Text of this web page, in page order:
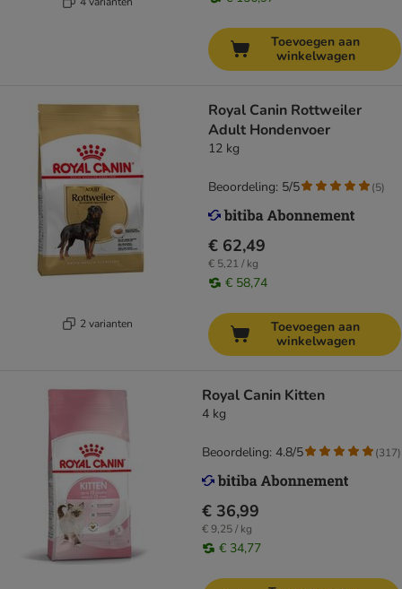
Toevoegen aan
winkelwagen
2 varianten
Royal Canin Rottweiler
Adult Hondenvoer
12 kg
€ 62,49
€ 5,21 / kg
€ 58,74
Beoordeling: 5/5 (5)
Toevoegen aan
winkelwagen
Royal Canin Kitten
4 kg
€ 36,99
€ 9,25 / kg
€ 34,77
Beoordeling: 4.8/5 (317)